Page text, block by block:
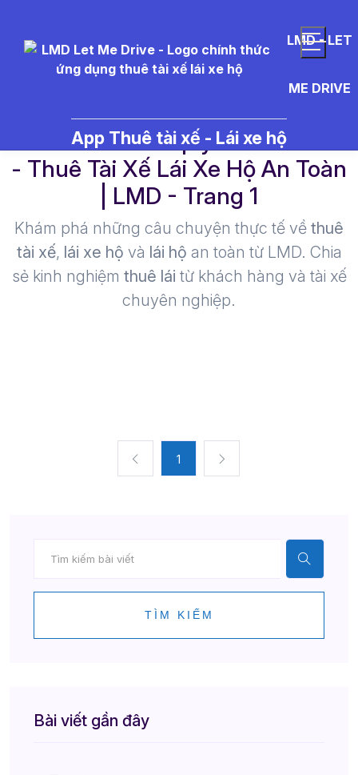
LMD - LET
ME DRIVE
App Thuê tài xế - Lái xe hộ
- Thuê Tài Xế Lái Xe Hộ An Toàn
| LMD - Trang 1​
Khám phá những câu chuyện thực tế về thuê
tài xế, lái xe hộ và lái hộ an toàn từ LMD. Chia
sẻ kinh nghiệm thuê lái từ khách hàng và tài xế
chuyên nghiệp.
1
TÌM KIẾM
Bài viết gần đây